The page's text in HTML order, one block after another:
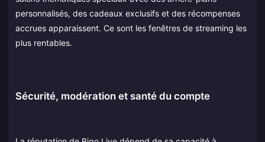
personnalisés, des cadeaux exclusifs et des récompenses
accrues apparaissent. Ce sont les fenêtres de streaming les
plus rentables.
Sécurité, modération et santé du compte